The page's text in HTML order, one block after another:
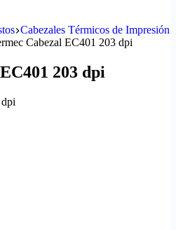
Cabezales Térmicos de Impresión
Cabezal EC401 203 dpi
203 dpi